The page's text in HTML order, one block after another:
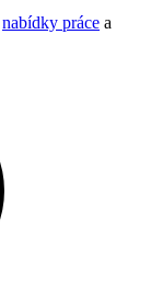
nabídky práce a